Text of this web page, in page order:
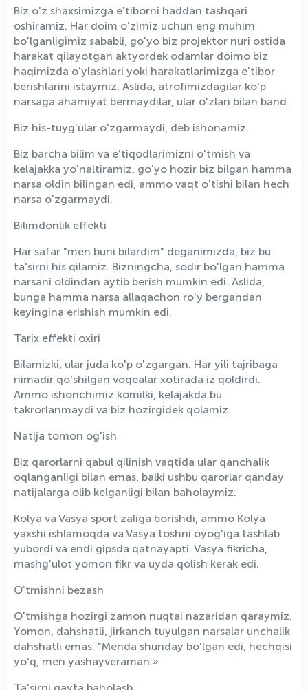
Biz o'z shaxsimizga e'tiborni haddan tashqari
oshiramiz. Har doim o'zimiz uchun eng muhim
bo'lganligimiz sababli, go'yo biz projektor nuri ostida
harakat qilayotgan aktyordek odamlar doimo biz
haqimizda o'ylashlari yoki harakatlarimizga e'tibor
berishlarini istaymiz. Aslida, atrofimizdagilar ko'p
narsaga ahamiyat bermaydilar, ular o'zlari bilan band.
Biz his-tuyg'ular o'zgarmaydi, deb ishonamiz.
Biz barcha bilim va e'tiqodlarimizni o'tmish va
kelajakka yo'naltiramiz, go'yo hozir biz bilgan hamma
narsa oldin bilingan edi, ammo vaqt o'tishi bilan hech
narsa o'zgarmaydi.
Bilimdonlik effekti
Har safar "men buni bilardim" deganimizda, biz bu
ta'sirni his qilamiz. Bizningcha, sodir bo'lgan hamma
narsani oldindan aytib berish mumkin edi. Aslida,
bunga hamma narsa allaqachon ro'y bergandan
keyingina erishish mumkin edi.
Tarix effekti oxiri
Bilamizki, ular juda ko'p o'zgargan. Har yili tajribaga
nimadir qo'shilgan voqealar xotirada iz qoldirdi.
Ammo ishonchimiz komilki, kelajakda bu
takrorlanmaydi va biz hozirgidek qolamiz.
Natija tomon og'ish
Biz qarorlarni qabul qilinish vaqtida ular qanchalik
oqlanganligi bilan emas, balki ushbu qarorlar qanday
natijalarga olib kelganligi bilan baholaymiz.
Kolya va Vasya sport zaliga borishdi, ammo Kolya
yaxshi ishlamoqda va Vasya toshni oyog'iga tashlab
yubordi va endi gipsda qatnayapti. Vasya fikricha,
mashg'ulot yomon fikr va uyda qolish kerak edi.
O'tmishni bezash
O'tmishga hozirgi zamon nuqtai nazaridan qaraymiz.
Yomon, dahshatli, jirkanch tuyulgan narsalar unchalik
dahshatli emas. "Menda shunday bo'lgan edi, hechqisi
yo'q, men yashayveraman.»